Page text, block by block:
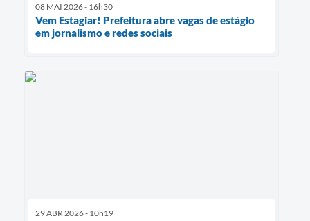
08 MAI 2026 - 16h30
Vem Estagiar! Prefeitura abre vagas de estágio
em jornalismo e redes sociais
29 ABR 2026 - 10h19